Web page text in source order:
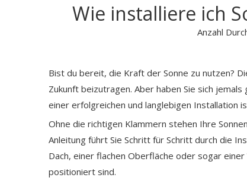
Wie installiere ich
Anzahl
Bist du bereit, die Kraft der Sonne zu nutzen?
Zukunft beizutragen. Aber haben Sie sich
einer erfolgreichen und langlebigen Installation
Ohne die richtigen Klammern stehen Ihre
Anleitung führt Sie Schritt für Schritt durch die
Dach, einer flachen Oberfläche oder sogar
positioniert sind.